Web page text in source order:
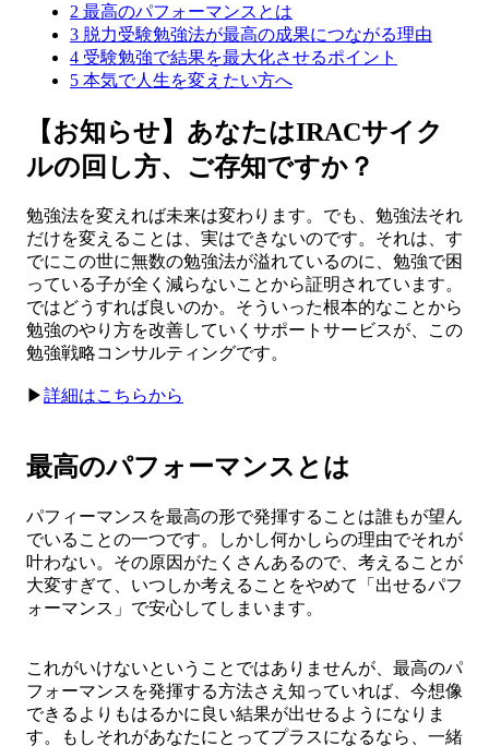
2 最高のパフォーマンスとは
3 脱力受験勉強法が最高の成果につながる理由
4 受験勉強で結果を最大化させるポイント
5 本気で人生を変えたい方へ
【お知らせ】あなたはIRACサイク
ルの回し方、ご存知ですか？
勉強法を変えれば未来は変わります。でも、勉強法それ
だけを変えることは、実はできないのです。それは、す
でにこの世に無数の勉強法が溢れているのに、勉強で困
っている子が全く減らないことから証明されています。
ではどうすれば良いのか。そういった根本的なことから
勉強のやり方を改善していくサポートサービスが、この
勉強戦略コンサルティングです。
▶︎詳細はこちらから
最高のパフォーマンスとは
パフィーマンスを最高の形で発揮することは誰もが望ん
でいることの一つです。しかし何かしらの理由でそれが
叶わない。その原因がたくさんあるので、考えることが
大変すぎて、いつしか考えることをやめて「出せるパフ
ォーマンス」で安心してしまいます。
これがいけないということではありませんが、最高のパ
フォーマンスを発揮する方法さえ知っていれば、今想像
できるよりもはるかに良い結果が出せるようになりま
す。もしそれがあなたにとってプラスになるなら、一緒